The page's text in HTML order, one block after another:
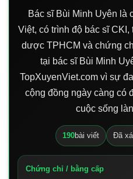
Bác sĩ Bùi Minh Uyên là
Việt, có trình độ bác sĩ
dược TPHCM và chứng
tại bác sĩ Bùi Minh
TopXuyenViet.com vì sự
cộng đồng ngày càng có
cuộc sống
190bài viết Đã
Chứng chỉ / bằng cấp